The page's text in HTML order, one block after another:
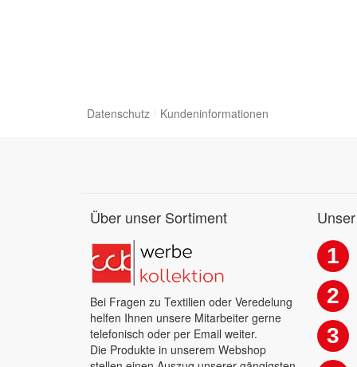
Datenschutz Kundeninformationen
Über unser Sortiment
Bei Fragen zu Textilien oder Veredelung
helfen Ihnen unsere Mitarbeiter gerne
telefonisch oder per Email weiter.
Die Produkte in unserem Webshop
1
2
3